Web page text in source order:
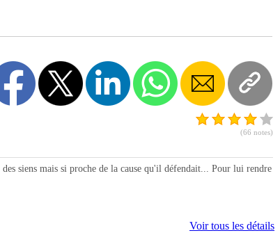
(66 notes)
siens mais si proche de la cause qu'il défendait... Pour lui rendre
Voir tous les détails